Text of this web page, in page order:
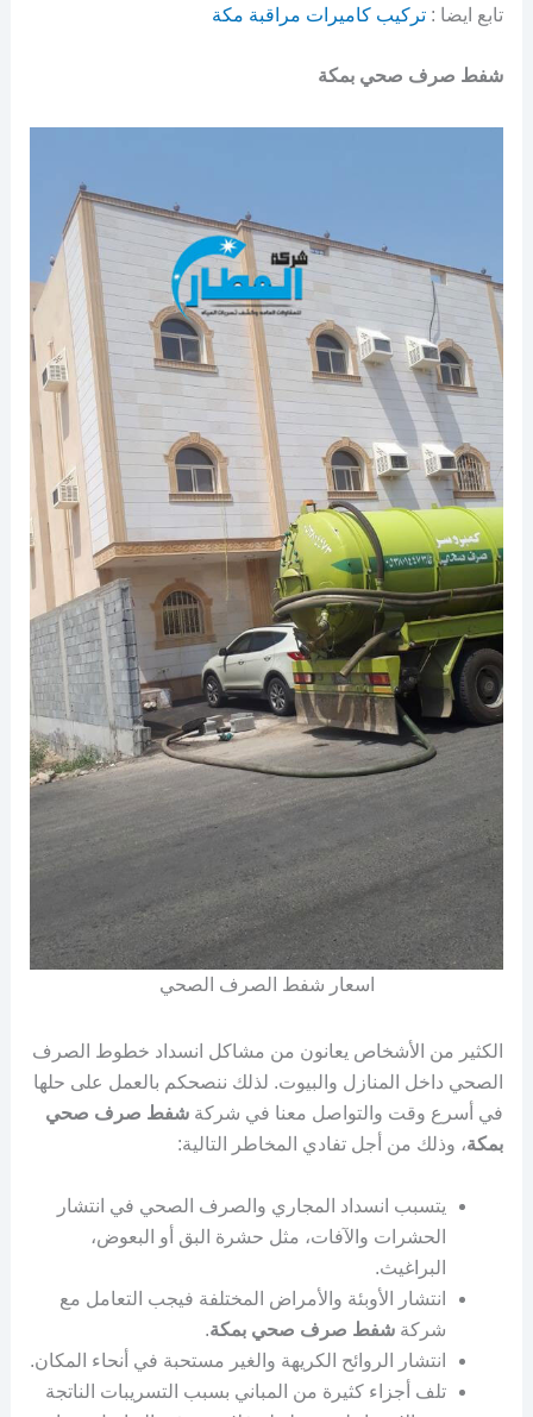
تابع ايضا : تركيب كاميرات مراقبة مكة
شفط صرف صحي بمكة
اسعار شفط الصرف الصحي
الكثير من الأشخاص يعانون من مشاكل انسداد خطوط الصرف
الصحي داخل المنازل والبيوت. لذلك ننصحكم بالعمل على حلها
في أسرع وقت والتواصل معنا في شركة شفط صرف صحي
بمكة، وذلك من أجل تفادي المخاطر التالية:
يتسبب انسداد المجاري والصرف الصحي في انتشار
الحشرات والآفات، مثل حشرة البق أو البعوض،
البراغيث.
انتشار الأوبئة والأمراض المختلفة فيجب التعامل مع
شركة شفط صرف صحي بمكة.
انتشار الروائح الكريهة والغير مستحبة في أنحاء المكان.
تلف أجزاء كثيرة من المباني بسبب التسريبات الناتجة